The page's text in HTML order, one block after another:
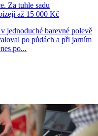
Za tuhle sadu
až 15 000 Kč
jednoduché barevné polevě
po půdách a při jarním
po...